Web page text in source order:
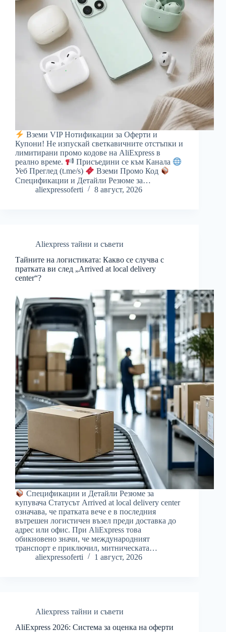
Вземи VIP Нотификации за Оферти и
Купони! Не изпускай светкавичните отстъпки и
лимитирани промо кодове на AliExpress в
реално време.
Присъедини се към Канала
Уеб Преглед (t.me/s)
Вземи Промо Код
Спецификации и Детайли Резюме за…
aliexpressoferti
8 август, 2026
Aliexpress тайни и съвети
Тайните на логистиката: Какво се случва с
пратката ви след „Arrived at local delivery
center“?
Спецификации и Детайли Резюме за
купувача Статусът Arrived at local delivery center
означава, че пратката вече е в последния
вътрешен логистичен възел преди доставка до
адрес или офис. При AliExpress това
обикновено значи, че международният
транспорт е приключил, митническата…
aliexpressoferti
1 август, 2026
Aliexpress тайни и съвети
AliExpress 2026: Система за оценка на оферти